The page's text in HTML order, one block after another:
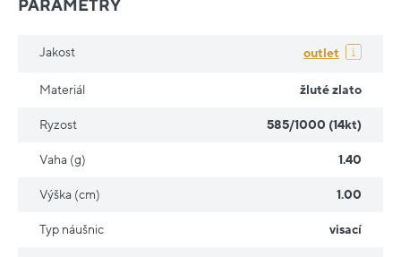
PARAMETRY
Jakost outlet
Materiál žluté zlato
Ryzost 585/1000 (14kt)
Vaha (g) 1.40
Výška (cm) 1.00
Typ náušnic visací